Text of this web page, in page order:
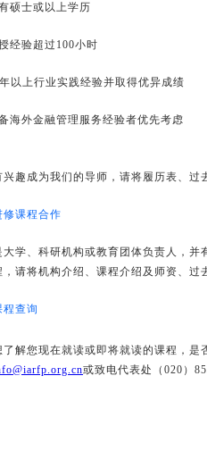
硕士或以上学历
经验超过100小时
以上行业实践经验并取得优异成绩
海外金融管理服务经验者优先考虑
兴趣成为我们的导师，请将履历表、过
修课程合作
大学、科研机构或教育团体负责人，并
，请将机构介绍、课程介绍及师资、过
程查询
了解您现在就读或即将就读的课程，是
或致电代表处（020）